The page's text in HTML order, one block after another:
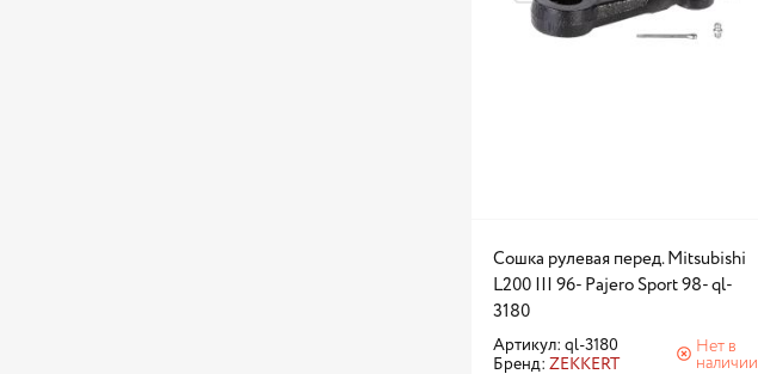
Сошка рулевая перед. Mitsubishi
L200 III 96- Pajero Sport 98- ql-
3180
Артикул: ql-3180
Бренд: ZEKKERT
Нет в
наличии